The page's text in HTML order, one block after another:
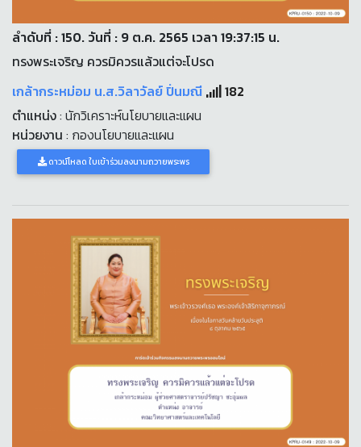
ลำดับที่ : 150. วันที่ : 9 ต.ค. 2565 เวลา 19:37:15 น.
ทรงพระเจริญ ควรมิควรแล้วแต่จะโปรด
เกล้ากระหม่อม น.ส.วิลาวัลย์ ปิ่นมณี
182
ตำแหน่ง: นักวิเคราะห์นโยบายและแผน
หน่วยงาน : กองนโยบายและแผน
ดาวน์โหลด ใบเข้าร่วมลงนามถวายพระพร